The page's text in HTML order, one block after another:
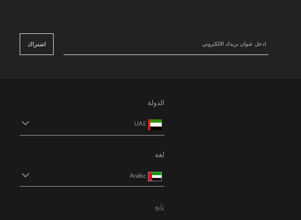
اشتراك
الدولة
UAE
لغة
Arabic
تابع